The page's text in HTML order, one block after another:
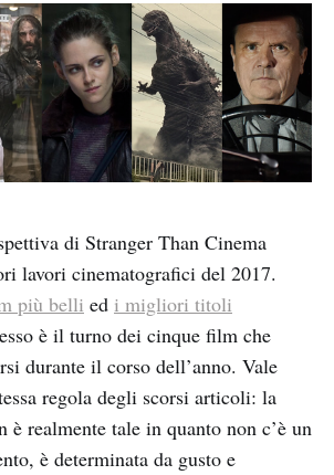
di Stranger Than Cinema
lavori cinematografici del 2017.
più belli ed i migliori titoli
è il turno dei cinque film che
durante il corso dell’anno. Vale
regola degli scorsi articoli: la
è realmente tale in quanto non c’è un
è determinata da gusto e